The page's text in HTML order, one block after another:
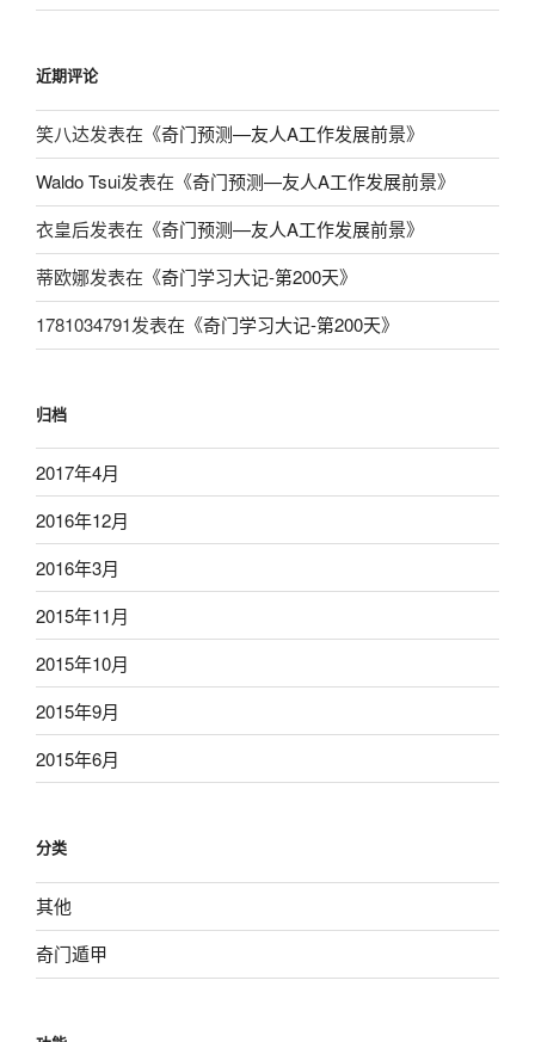
近期评论
笑八达发表在《奇门预测—友人A工作发展前景》
Waldo Tsui发表在《奇门预测—友人A工作发展前景》
衣皇后发表在《奇门预测—友人A工作发展前景》
蒂欧娜发表在《奇门学习大记-第200天》
1781034791发表在《奇门学习大记-第200天》
归档
2017年4月
2016年12月
2016年3月
2015年11月
2015年10月
2015年9月
2015年6月
分类
其他
奇门遁甲